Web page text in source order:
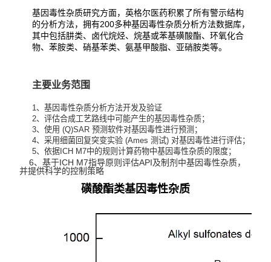
基因毒性杂质研究方面，英格尔医药积累了所有警示结构
的分析方法，拥有200多种基因毒性杂质分析方法数据库，
其中包括肼类、卤代烷烃、烷基或苯基磺酸酯、环氧化合
物、苯胺类、硝基苯类、氨基甲酸脂、亚硝胺类等。
主要业务范围
1 、基因毒性杂质分析方法开发及验证
2、评估合成工艺路线中可能产生的基因毒性杂质；
3、使用 (Q)SAR 预测软件对基因毒性进行预测；
4、采用细菌回复突变实验 (Ames 测试) 对基因毒性进行评估；
5、依据ICH M7中的规则计算药物中基因毒性杂质的限度；
6、基于ICH M7指导原则评估API及制剂中基因毒性杂质，
并提供科学的控制策略
磺酸酯类基因毒性杂质